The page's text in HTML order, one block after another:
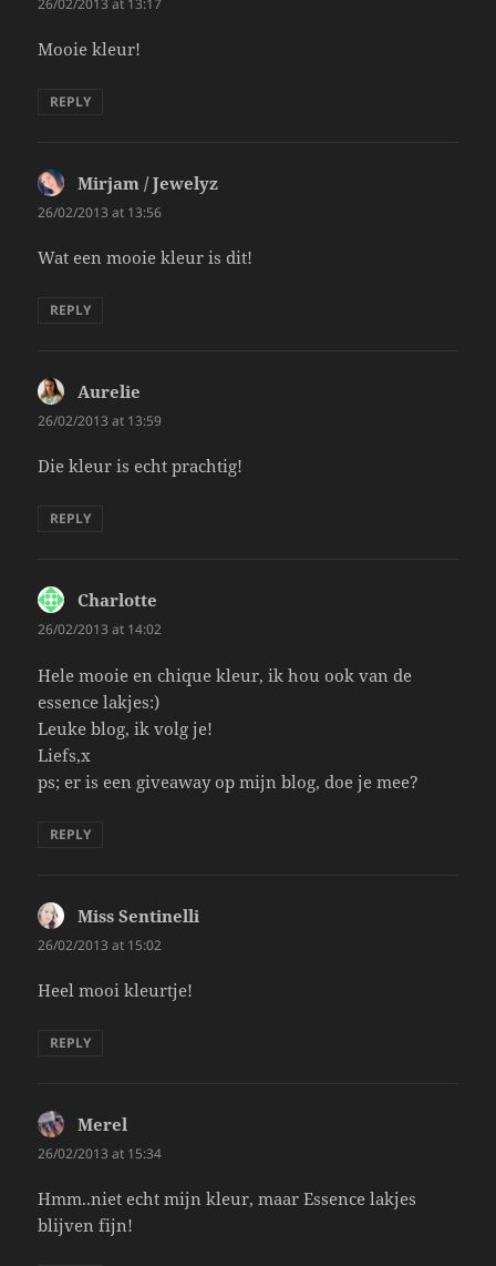
Mooie kleur!
REPLY
Mirjam / Jewelyz
26/02/2013 at 13:56
Wat een mooie kleur is dit!
REPLY
Aurelie
26/02/2013 at 13:59
Die kleur is echt prachtig!
REPLY
Charlotte
26/02/2013 at 14:02
Hele mooie en chique kleur, ik hou ook van de
essence lakjes:)
Leuke blog, ik volg je!
Liefs,x
ps; er is een giveaway op mijn blog, doe je mee?
REPLY
Miss Sentinelli
26/02/2013 at 15:02
Heel mooi kleurtje!
REPLY
Merel
26/02/2013 at 15:34
Hmm..niet echt mijn kleur, maar Essence lakjes
blijven fijn!